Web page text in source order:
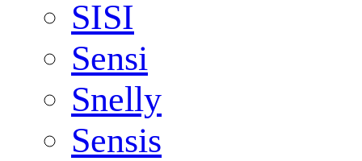
SISI
Sensi
Snelly
Sensis